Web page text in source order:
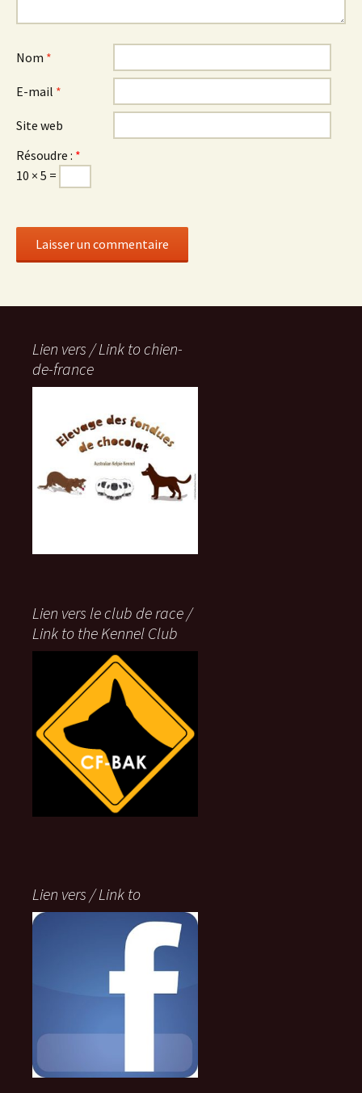
Nom *
E-mail *
Site web
Résoudre : *
10 × 5 =
Lien vers / Link to chien-
de-france
Lien vers le club de race /
Link to the Kennel Club
Lien vers / Link to